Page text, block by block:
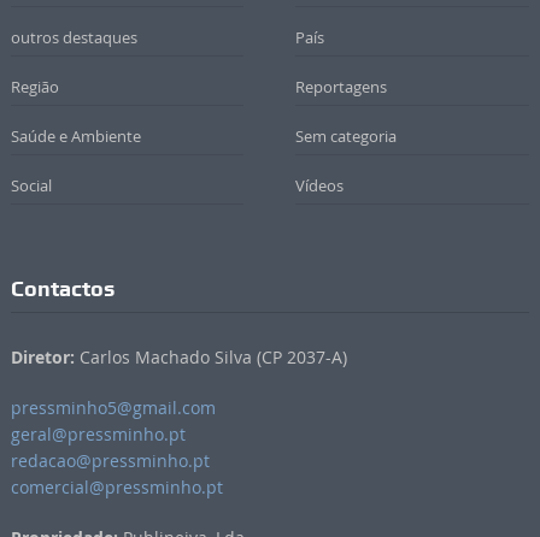
outros destaques País
Região Reportagens
Saúde e Ambiente Sem categoria
Social Vídeos
Contactos
Diretor: Carlos Machado Silva (CP 2037-A)
pressminho5@gmail.com
geral@pressminho.pt
redacao@pressminho.pt
comercial@pressminho.pt